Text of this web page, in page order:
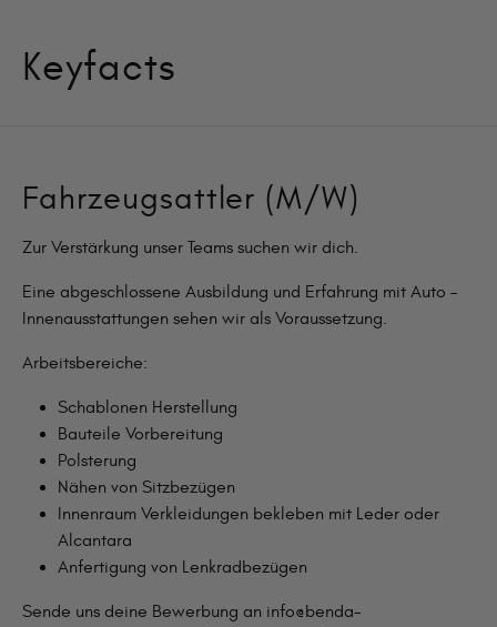
Keyfacts
Fahrzeugsattler (M/W)
Zur Verstärkung unser Teams suchen wir dich.
Eine abgeschlossene Ausbildung und Erfahrung mit Auto –
Innenausstattungen sehen wir als Voraussetzung.
Arbeitsbereiche:
Schablonen Herstellung
Bauteile Vorbereitung
Polsterung
Nähen von Sitzbezügen
Innenraum Verkleidungen bekleben mit Leder oder
Alcantara
Anfertigung von Lenkradbezügen
Sende uns deine Bewerbung an info@benda-